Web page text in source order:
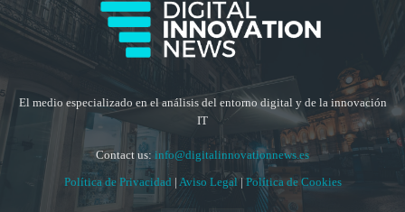
El medio especializado en el análisis del entorno digital y de la innovación
IT
Contact us: info@digitalinnovationnews.es
Política de Privacidad | Aviso Legal | Política de Cookies